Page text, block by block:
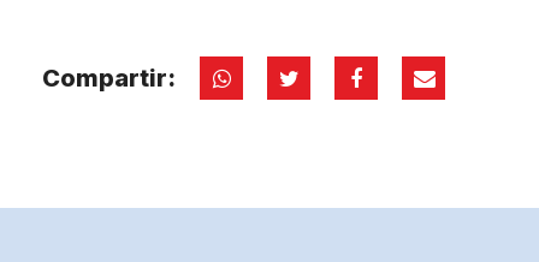
Compartir: